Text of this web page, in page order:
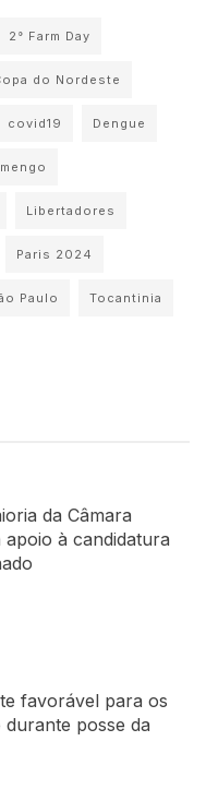
2° Farm Day
do Nordeste
covid19 Dengue
Libertadores
Paris 2024
Paulo Tocantinia
da Câmara
à candidatura
favorável para os
posse da